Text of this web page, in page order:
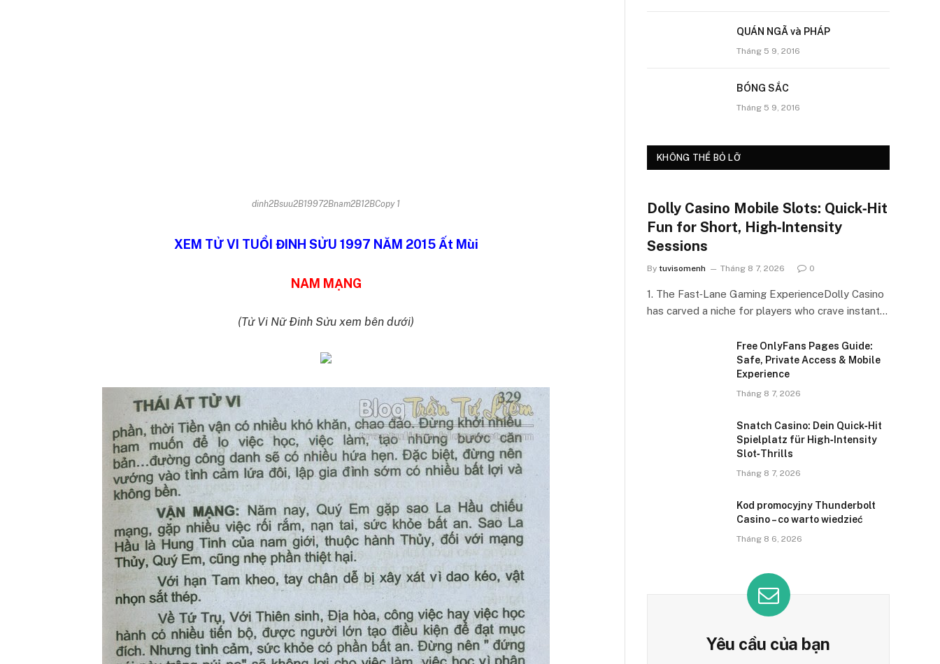
dinh2Bsuu2B19972Bnam2B12BCopy 1
XEM TỬ VI TUỔI ĐINH SỬU 1997 NĂM 2015 Ất Mùi
NAM MẠNG
(Tử Vi Nữ Đinh Sửu xem bên dưới)
QUÁN NGÃ và PHÁP
Tháng 5 9, 2016
BÓNG SẮC
Tháng 5 9, 2016
KHÔNG THỂ BỎ LỠ
Dolly Casino Mobile Slots: Quick‑Hit
Fun for Short, High‑Intensity
Sessions
By tuvisomenh Tháng 8 7, 2026 0
1. The Fast‑Lane Gaming ExperienceDolly Casino
has carved a niche for players who crave instant…
Free OnlyFans Pages Guide:
Safe, Private Access & Mobile
Experience
Tháng 8 7, 2026
Snatch Casino: Dein Quick‑Hit
Spielplatz für High‑Intensity
Slot‑Thrills
Tháng 8 7, 2026
Kod promocyjny Thunderbolt
Casino – co warto wiedzieć
Tháng 8 6, 2026
Yêu cầu của bạn